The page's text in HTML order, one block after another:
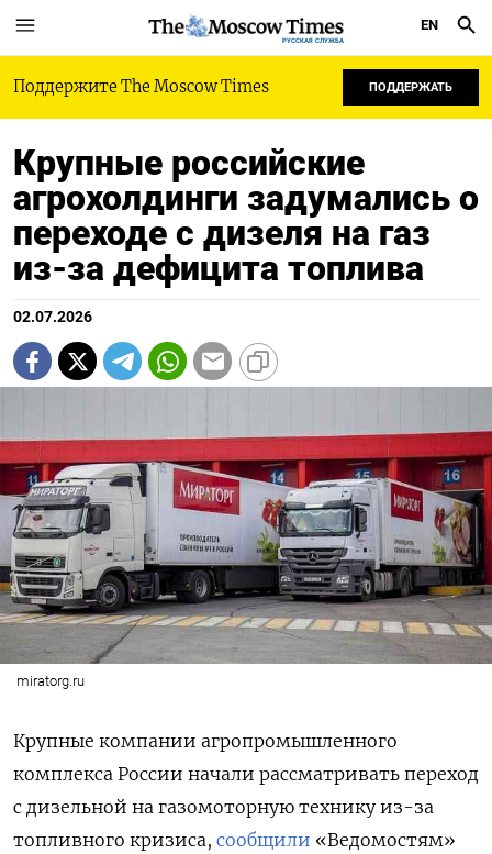
РУССКАЯ СЛУЖБА
EN
Поддержите The Moscow Times ПОДДЕРЖАТЬ
Крупные российские
агрохолдинги задумались о
переходе с дизеля на газ
из-за дефицита топлива
02.07.2026
miratorg.ru
Крупные компании агропромышленного
комплекса России начали рассматривать переход
с дизельной на газомоторную технику из-за
топливного кризиса, сообщили «Ведомостям»